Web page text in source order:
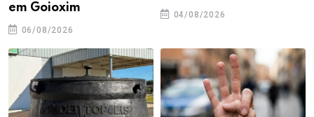
em Goioxim
06/08/2026
04/08/2026